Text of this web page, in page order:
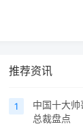
推荐资讯
1
中国十大
总裁盘点